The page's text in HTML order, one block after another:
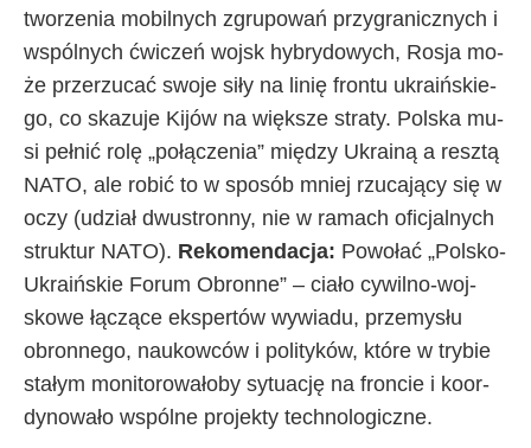
two­rze­nia mo­bil­ny­ch zgru­po­wań przy­gra­nicz­ny­ch i
wspól­ny­ch ćwi­czeń woj­sk hy­bry­do­wy­ch, Ro­sja mo­
że prze­rzu­cać swo­je si­ły na li­nię fron­tu ukra­iń­skie­
go, co ska­zu­je Ki­jów na więk­sze stra­ty. Pol­ska mu­
si peł­nić ro­lę „po­łą­cze­nia” mię­dzy Ukra­iną a resz­tą
NA­TO, ale ro­bić to w spo­sób mniej rzu­ca­ją­cy się w
oczy (udział dwu­stron­ny, nie w ra­ma­ch ofi­cjal­ny­ch
struk­tur NA­TO). Re­ko­men­da­cja: Po­wo­łać „Pol­sko-
Ukra­iń­skie Fo­rum Obron­ne” – cia­ło cy­wil­no-woj­
sko­we łą­czą­ce eks­per­tów wy­wia­du, prze­my­słu
obron­ne­go, na­ukow­ców i po­li­ty­ków, któ­re w try­bie
sta­łym mo­ni­to­ro­wa­ło­by sy­tu­ację na fron­cie i ko­or­
dy­no­wa­ło wspól­ne pro­jek­ty tech­no­lo­gicz­ne.